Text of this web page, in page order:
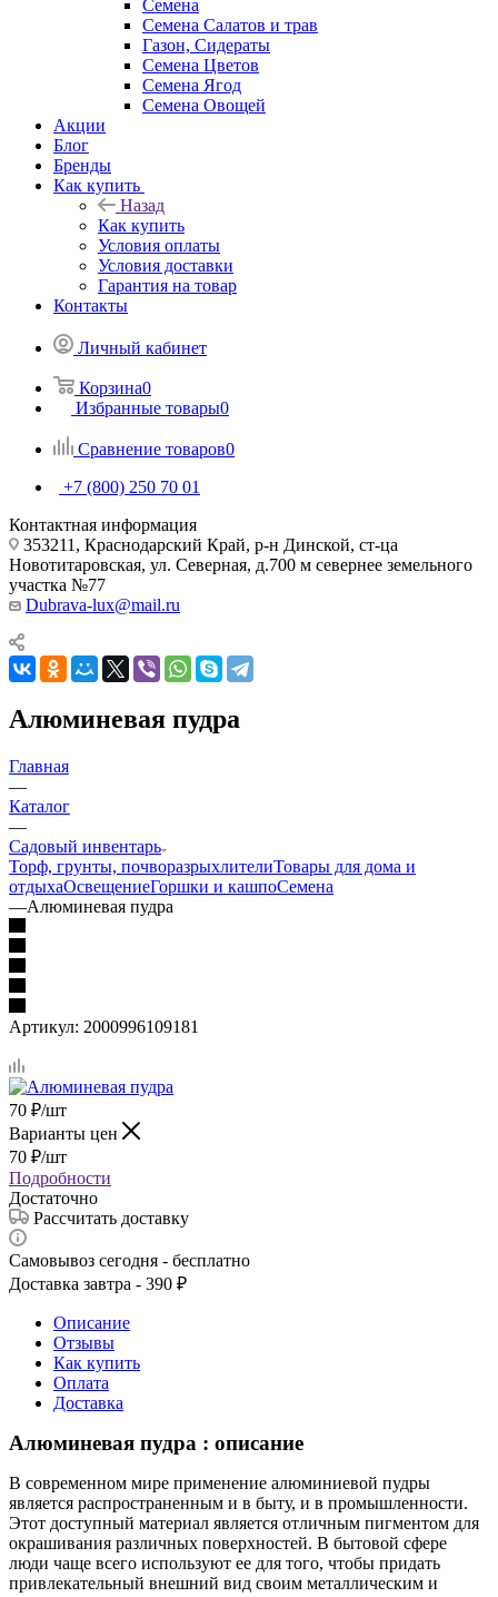
Семена
Семена Салатов и трав
Газон, Сидераты
Семена Цветов
Семена Ягод
Семена Овощей
Акции
Блог
Бренды
Как купить
Назад
Как купить
Условия оплаты
Условия доставки
Гарантия на товар
Контакты
Личный кабинет
Корзина0
Избранные товары0
Сравнение товаров0
+7 (800) 250 70 01
Контактная информация
353211, Краснодарский Край, р-н Динской, ст-ца
Новотитаровская, ул. Северная, д.700 м севернее земельного
участка №77
Dubrava-lux@mail.ru
Алюминевая пудра
Главная
—
Каталог
—
Садовый инвентарь
Торф, грунты, почворазрыхлителиТовары для дома и
отдыхаОсвещениеГоршки и кашпоСемена
—Алюминевая пудра
Артикул: 2000996109181
70 ₽/шт
Варианты цен
70 ₽/шт
Подробности
Достаточно
Рассчитать доставку
Самовывоз сегодня - бесплатно
Доставка завтра - 390 ₽
Описание
Отзывы
Как купить
Оплата
Доставка
Алюминевая пудра : описание
В современном мире применение алюминиевой пудры
является распространенным и в быту, и в промышленности.
Этот доступный материал является отличным пигментом для
окрашивания различных поверхностей. В бытовой сфере
люди чаще всего используют ее для того, чтобы придать
привлекательный внешний вид своим металлическим и